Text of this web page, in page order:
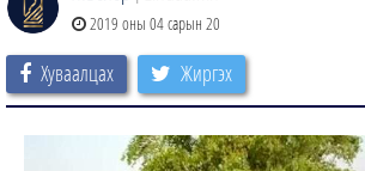
2019 оны 04 сарын 20
Хуваалцах Жиргэх